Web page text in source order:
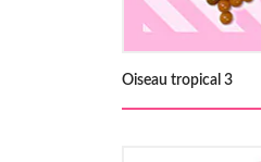
Oiseau tropical 3